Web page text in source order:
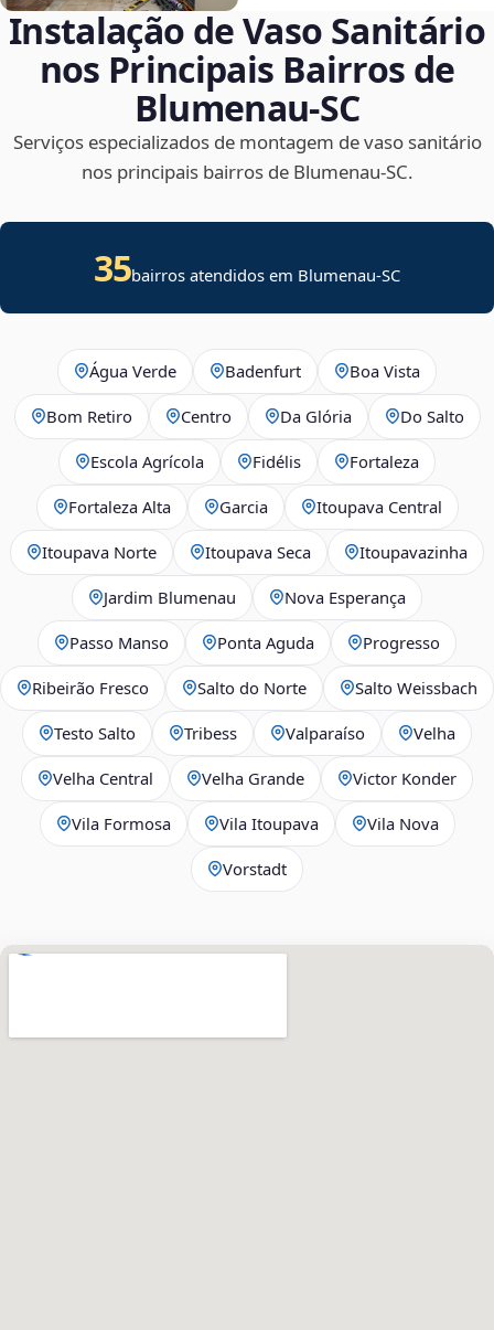
Instalação de Vaso Sanitário
nos Principais Bairros de
Blumenau‑SC
Serviços especializados de montagem de vaso sanitário
nos principais bairros de Blumenau‑SC.
35bairros atendidos em Blumenau-SC
Água Verde Badenfurt Boa Vista
Bom Retiro Centro Da Glória Do Salto
Escola Agrícola Fidélis Fortaleza
Fortaleza Alta Garcia Itoupava Central
Itoupava Norte Itoupava Seca Itoupavazinha
Jardim Blumenau Nova Esperança
Passo Manso Ponta Aguda Progresso
Ribeirão Fresco Salto do Norte Salto Weissbach
Testo Salto Tribess Valparaíso Velha
Velha Central Velha Grande Victor Konder
Vila Formosa Vila Itoupava Vila Nova
Vorstadt